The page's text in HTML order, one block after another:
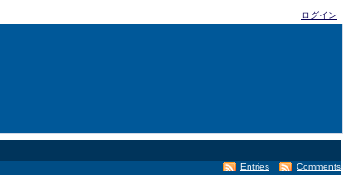
ログイン
Comments
Entries